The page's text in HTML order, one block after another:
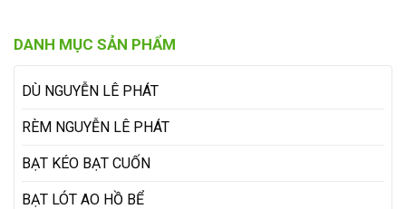
DANH MỤC SẢN PHẨM
DÙ NGUYỄN LÊ PHÁT
RÈM NGUYỄN LÊ PHÁT
BẠT KÉO BẠT CUỐN
BẠT LÓT AO HỒ BỂ